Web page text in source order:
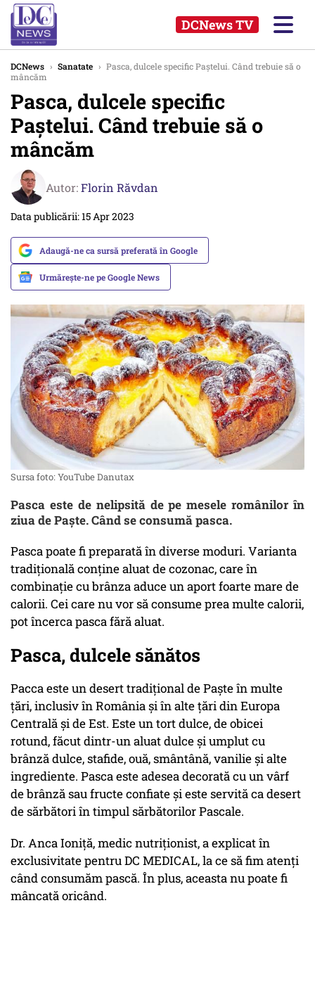
DCNews TV
DCNews › Sanatate › Pasca, dulcele specific Paștelui. Când trebuie să o
mâncăm
Pasca, dulcele specific
Paștelui. Când trebuie să o
mâncăm
Autor:Florin Răvdan
Data publicării: 15 Apr 2023
Adaugă-ne ca sursă preferată în Google
Urmărește-ne pe Google News
Sursa foto: YouTube Danutax
Pasca este de nelipsită de pe mesele românilor în
ziua de Paște. Când se consumă pasca.
Pasca poate fi preparată în diverse moduri. Varianta
tradițională conține aluat de cozonac, care în
combinaţie cu brânza aduce un aport foarte mare de
calorii. Cei care nu vor să consume prea multe calorii,
pot încerca pasca fără aluat.
Pasca, dulcele sănătos
Pacca este un desert tradițional de Paște în multe
țări, inclusiv în România și în alte țări din Europa
Centrală și de Est. Este un tort dulce, de obicei
rotund, făcut dintr-un aluat dulce și umplut cu
brânză dulce, stafide, ouă, smântână, vanilie și alte
ingrediente. Pasca este adesea decorată cu un vârf
de brânză sau fructe confiate și este servită ca desert
de sărbători în timpul sărbătorilor Pascale.
Dr. Anca Ioniță, medic nutriționist, a explicat în
exclusivitate pentru DC MEDICAL, la ce să fim atenți
când consumăm pască. În plus, aceasta nu poate fi
mâncată oricând.